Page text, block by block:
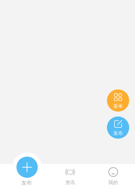

菜单

发布

发布

资讯

我的